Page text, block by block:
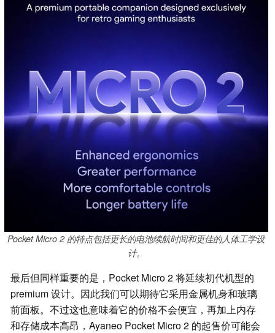
Pocket Micro 2 的特点包括更长的电池续航时间和更佳的人体工学设
计。
最后但同样重要的是，Pocket Micro 2 将延续初代机型的
premium 设计。因此我们可以期待它采用金属机身和玻璃
前面板。不过这也意味着它的价格不会便宜，再加上内存
和存储成本高昂，Ayaneo Pocket Micro 2 的起售价可能会